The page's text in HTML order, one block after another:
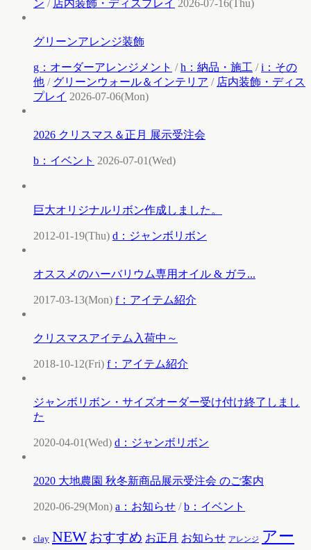
ン / 店内装飾・ディスプレイ 2026-07-16(Thu)
グリーンアレンジ装飾
g：オーダーアレンジメント /h：納品・施工 /i：その
他 / グリーンウォール＆インテリア / 店内装飾・ディス
プレイ 2026-07-06(Mon)
2026 クリスマス＆正月 展示受注会
b：イベント 2026-07-01(Wed)
巨大オリジナルリボン作成しました。
2012-01-19(Thu) d：ジャンボリボン
オススメのハーバリウム専用オイル & ガラ...
2017-03-13(Mon) f：アイテム紹介
クリスマスアイテム入荷中～
2018-10-12(Fri) f：アイテム紹介
ジャンボリボン・サイズオーダー受け付け終了しまし
た
2020-04-01(Wed) d：ジャンボリボン
2020 大地農園 秋冬新商品展示受注会 のご案内
2020-06-29(Mon) a：お知らせ /b：イベント
clay NEW おすすめ お正月 お知らせ アレンジ アー